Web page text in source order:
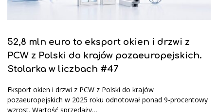
52,8 mln euro to eksport okien i drzwi z
PCW z Polski do krajów pozaeuropejskich.
Stolarka w liczbach #47
Eksport okien i drzwi z PCW z Polski do krajów
pozaeuropejskich w 2025 roku odnotował ponad 9-procentowy
wzrost. Wartość sprzedaży…